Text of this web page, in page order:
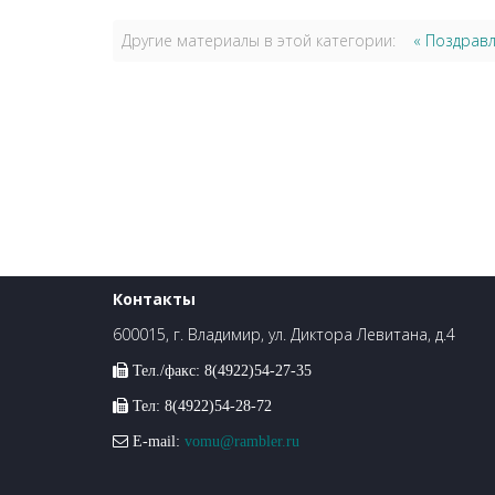
Другие материалы в этой категории: «
Контакты
600015, г. Владимир, ул. Диктора Левитана, д.4
Тел./факс: 8(4922)54-27-35
Тел: 8(4922)54-28-72
E-mail: vomu@rambler.ru